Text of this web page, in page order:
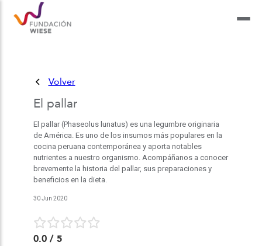
Volver
El pallar
El pallar (Phaseolus lunatus) es una legumbre originaria
de América. Es uno de los insumos más populares en la
cocina peruana contemporánea y aporta notables
nutrientes a nuestro organismo. Acompáñanos a conocer
brevemente la historia del pallar, sus preparaciones y
beneficios en la dieta.
30 Jun 2020
0.0/ 5